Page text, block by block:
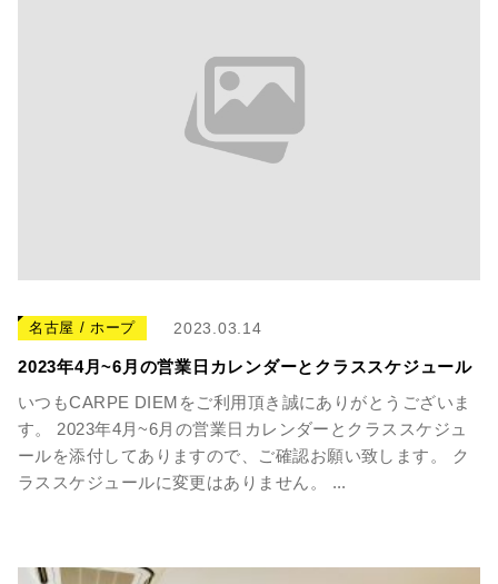
名古屋 / ホープ 2023.03.14
2023年4月~6月の営業日カレンダーとクラススケジュール
いつもCARPE DIEMをご利用頂き誠にありがとうございま
す。 2023年4月~6月の営業日カレンダーとクラススケジュ
ールを添付してありますので、ご確認お願い致します。 ク
ラススケジュールに変更はありません。 ...